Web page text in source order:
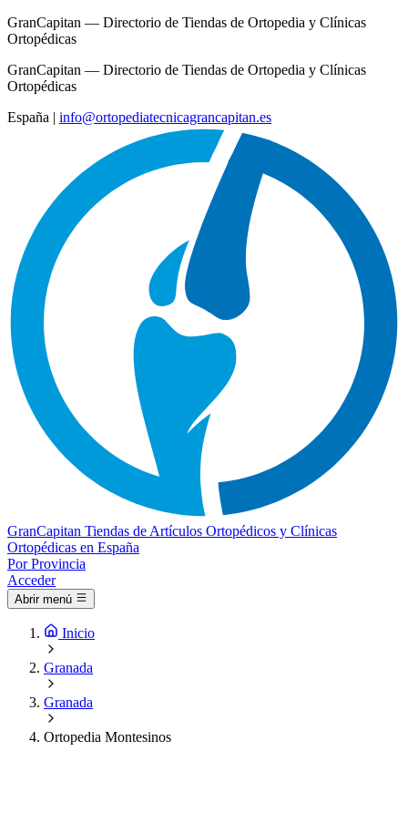
GranCapitan — Directorio de Tiendas de Ortopedia y Clínicas
Ortopédicas
GranCapitan — Directorio de Tiendas de Ortopedia y Clínicas
Ortopédicas
España | info@ortopediatecnicagrancapitan.es
GranCapitan Tiendas de Artículos Ortopédicos y Clínicas
Ortopédicas en España
Por Provincia
Acceder
Abrir menú
Inicio
Granada
Granada
Ortopedia Montesinos